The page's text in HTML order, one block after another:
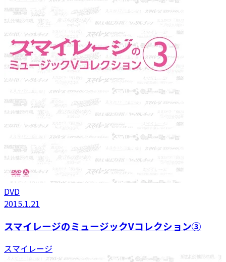
DVD
2015.1.21
スマイレージのミュージックVコレクション③
スマイレージ